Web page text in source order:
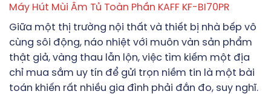
Máy Hút Mùi Âm Tủ Toàn Phần KAFF KF-BI70PR
Giữa một thị trường nội thất và thiết bị nhà bếp vô
cùng sôi động, náo nhiệt với muôn vàn sản phẩm
thật giả, vàng thau lẫn lộn, việc tìm kiếm một địa
chỉ mua sắm uy tín để gửi trọn niềm tin là một bài
toán khiến rất nhiều gia đình phải đắn đo, suy nghĩ.